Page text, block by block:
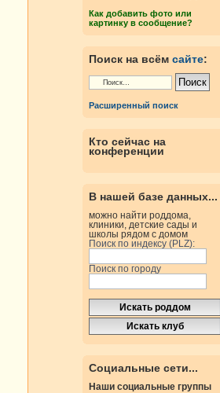
Как добавить фото или
картинку в сообщение?
Поиск на всём сайте:
Расширенный поиск
Кто сейчас на
конференции
В нашей базе данных...
можно найти роддома,
клиники, детские сады и
школы рядом с домом
Поиск по индексу (PLZ):
Поиск по городу
Социальные сети...
Наши социальные группы